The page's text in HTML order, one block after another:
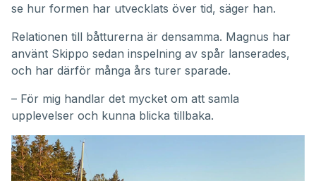
se hur formen har utvecklats över tid, säger han.
Relationen till båtturerna är densamma. Magnus har
använt Skippo sedan inspelning av spår lanserades,
och har därför många års turer sparade.
– För mig handlar det mycket om att samla
upplevelser och kunna blicka tillbaka.